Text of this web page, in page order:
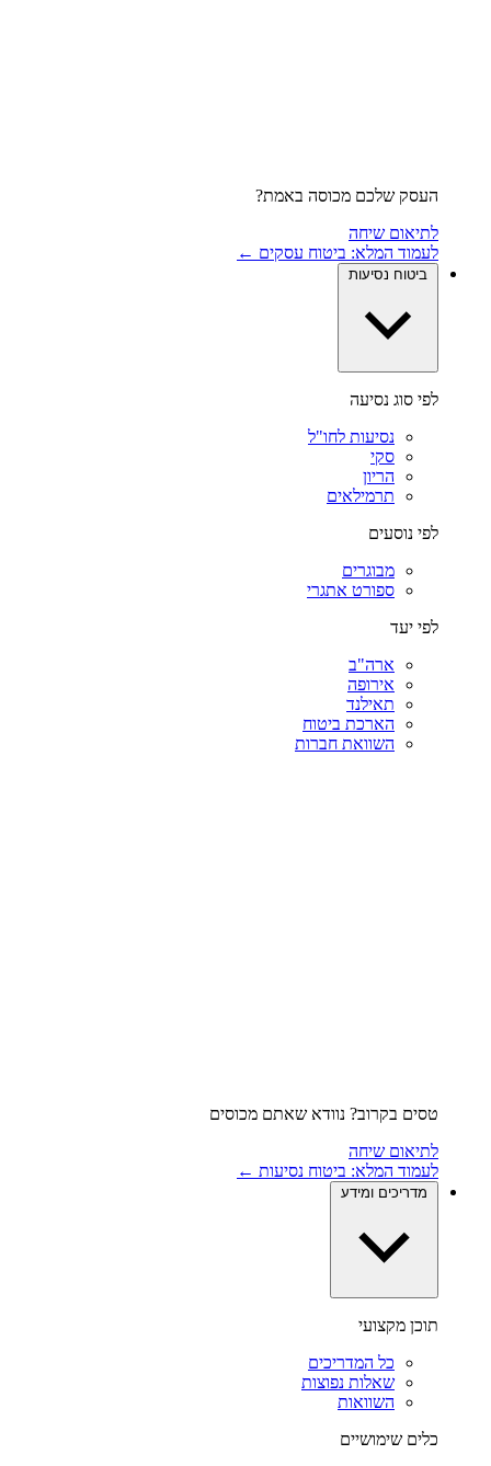
העסק שלכם מכוסה באמת?
לתיאום שיחה
לעמוד המלא: ביטוח עסקים ←
ביטוח נסיעות
לפי סוג נסיעה
נסיעות לחו"ל
סקי
הריון
תרמילאים
לפי נוסעים
מבוגרים
ספורט אתגרי
לפי יעד
ארה"ב
אירופה
תאילנד
הארכת ביטוח
השוואת חברות
טסים בקרוב? נוודא שאתם מכוסים
לתיאום שיחה
לעמוד המלא: ביטוח נסיעות ←
מדריכים ומידע
תוכן מקצועי
כל המדריכים
שאלות נפוצות
השוואות
כלים שימושיים